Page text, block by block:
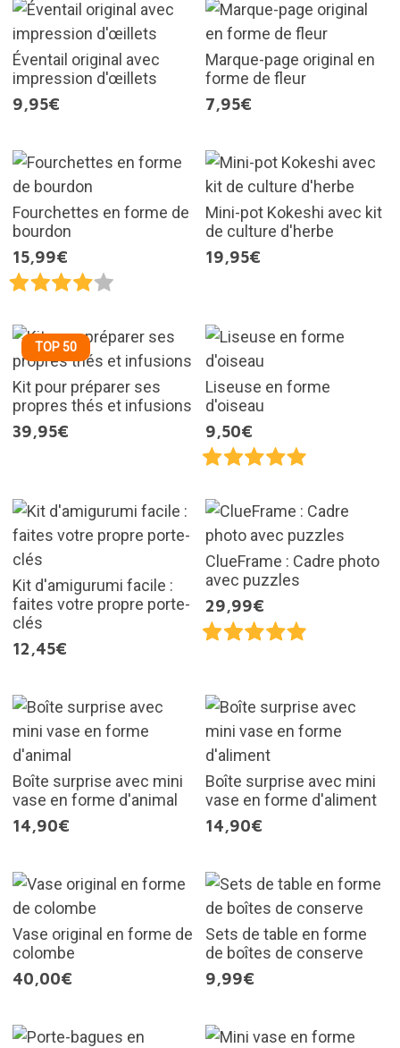
Éventail original avec
impression d'œillets
9,95€
Marque-page original en
forme de fleur
7,95€
Fourchettes en forme de
bourdon
15,99€
Mini-pot Kokeshi avec kit
de culture d'herbe
19,95€
TOP 50
Kit pour préparer ses
propres thés et infusions
39,95€
Liseuse en forme
d'oiseau
9,50€
Kit d'amigurumi facile :
faites votre propre porte-
clés
12,45€
ClueFrame : Cadre photo
avec puzzles
29,99€
Boîte surprise avec mini
vase en forme d'animal
14,90€
Boîte surprise avec mini
vase en forme d'aliment
14,90€
Vase original en forme de
colombe
40,00€
Sets de table en forme
de boîtes de conserve
9,99€